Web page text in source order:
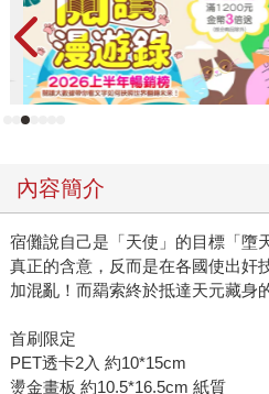
內容簡介
宿儺說自己是「天使」的目標「墮
真正的含意，反而是在各國使出奸
加混亂！而羂索終於抵達天元藏身
首刷限定
PET透卡2入 約10*15cm
燙金畫板 約10.5*16.5cm 紙質